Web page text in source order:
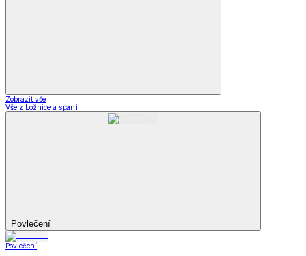
Zobrazit vše
Vše z Ložnice a spaní
Povlečení
Povlečení